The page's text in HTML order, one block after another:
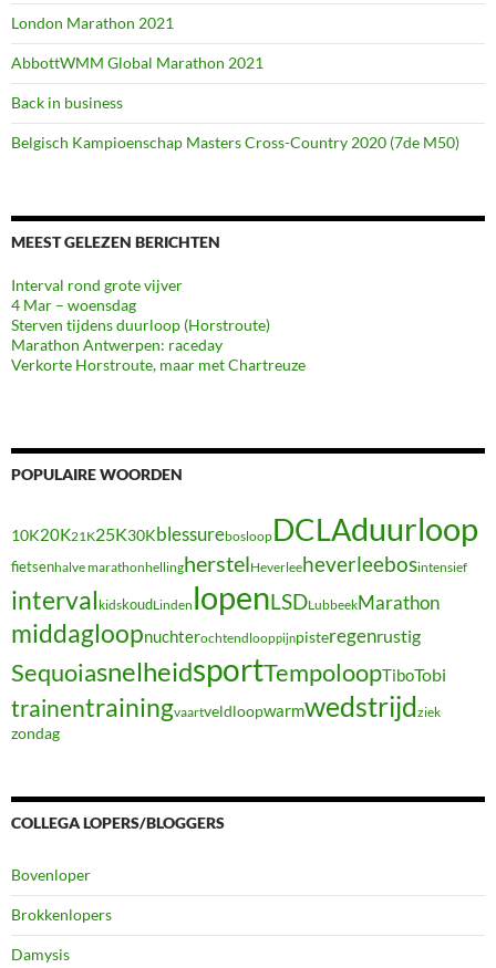
London Marathon 2021
AbbottWMM Global Marathon 2021
Back in business
Belgisch Kampioenschap Masters Cross-Country 2020 (7de M50)
MEEST GELEZEN BERICHTEN
Interval rond grote vijver
4 Mar – woensdag
Sterven tijdens duurloop (Horstroute)
Marathon Antwerpen: raceday
Verkorte Horstroute, maar met Chartreuze
POPULAIRE WOORDEN
10K20K21K25K30KblessurebosloopDCLAduurloop
fietsenhalve marathonhellingherstelHeverleeheverleebosintensief
interval kidskoudLinden lopenLSDLubbeekMarathon
middagloopnuchterochtendlooppijnpisteregenrustig
SequoiasnelheidsportTempoloopTiboTobi
trainentrainingvaartveldloopwarmwedstrijdziek
zondag
COLLEGA LOPERS/BLOGGERS
Bovenloper
Brokkenlopers
Damysis